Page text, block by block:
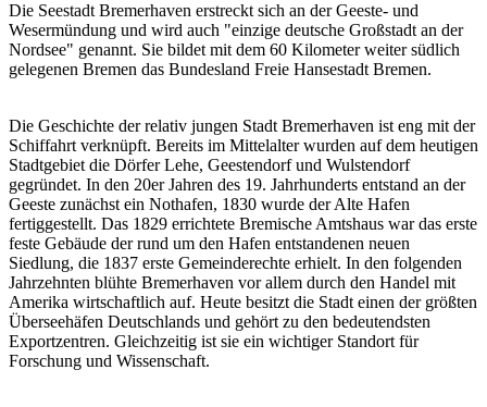
Die Seestadt Bremerhaven erstreckt sich an der Geeste- und
Wesermündung und wird auch "einzige deutsche Großstadt an der
Nordsee" genannt. Sie bildet mit dem 60 Kilometer weiter südlich
gelegenen Bremen das Bundesland Freie Hansestadt Bremen.
Die Geschichte der relativ jungen Stadt Bremerhaven ist eng mit der
Schiffahrt verknüpft. Bereits im Mittelalter wurden auf dem heutigen
Stadtgebiet die Dörfer Lehe, Geestendorf und Wulstendorf
gegründet. In den 20er Jahren des 19. Jahrhunderts entstand an der
Geeste zunächst ein Nothafen, 1830 wurde der Alte Hafen
fertiggestellt. Das 1829 errichtete Bremische Amtshaus war das erste
feste Gebäude der rund um den Hafen entstandenen neuen
Siedlung, die 1837 erste Gemeinderechte erhielt. In den folgenden
Jahrzehnten blühte Bremerhaven vor allem durch den Handel mit
Amerika wirtschaftlich auf. Heute besitzt die Stadt einen der größten
Überseehäfen Deutschlands und gehört zu den bedeutendsten
Exportzentren. Gleichzeitig ist sie ein wichtiger Standort für
Forschung und Wissenschaft.